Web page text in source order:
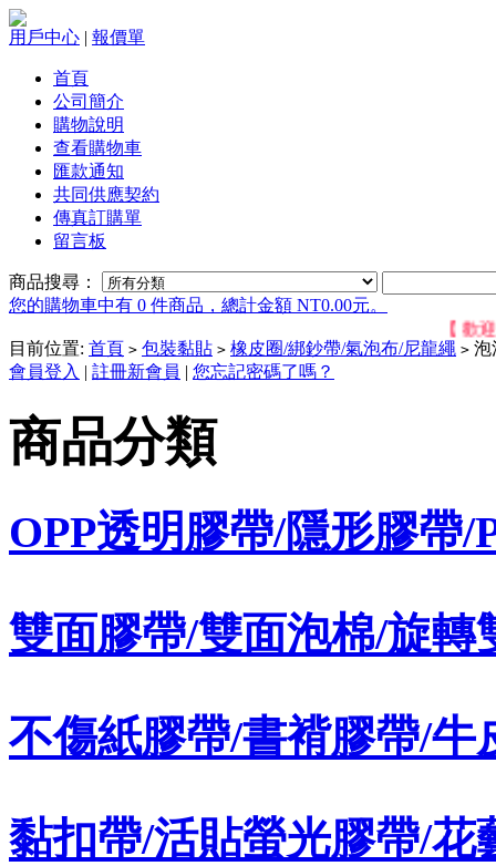
用戶中心 | 報價單
首頁
公司簡介
購物說明
查看購物車
匯款通知
共同供應契約
傳真訂購單
留言板
商品搜尋：
您的購物車中有 0 件商品，總計金額 NT0.00元。
【 歡迎
目前位置: 首頁 > 包裝黏貼 > 橡皮圈/綁鈔帶/氣泡布/尼龍繩 > 泡
會員登入 | 註冊新會員 | 您忘記密碼了嗎？
商品分類
OPP透明膠帶/隱形膠帶/
雙面膠帶/雙面泡棉/旋轉
不傷紙膠帶/書褙膠帶/牛
黏扣帶/活貼螢光膠帶/花